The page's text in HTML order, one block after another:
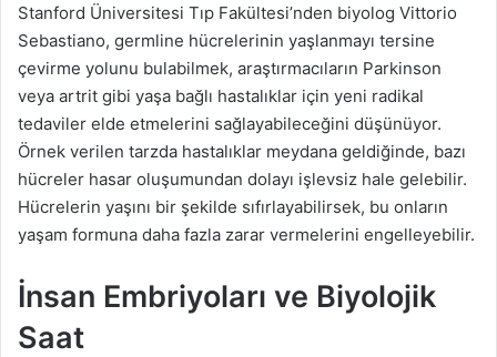
Stanford Üniversitesi Tıp Fakültesi’nden biyolog Vittorio
Sebastiano, germline hücrelerinin yaşlanmayı tersine
çevirme yolunu bulabilmek, araştırmacıların Parkinson
veya artrit gibi yaşa bağlı hastalıklar için yeni radikal
tedaviler elde etmelerini sağlayabileceğini düşünüyor.
Örnek verilen tarzda hastalıklar meydana geldiğinde, bazı
hücreler hasar oluşumundan dolayı işlevsiz hale gelebilir.
Hücrelerin yaşını bir şekilde sıfırlayabilirsek, bu onların
yaşam formuna daha fazla zarar vermelerini engelleyebilir.
İnsan Embriyoları ve Biyolojik
Saat